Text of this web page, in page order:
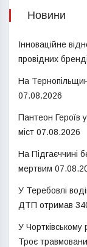
Новини
Інноваційне
провідних
На
07.08.2026
Пантеон Героїв
міст 07.08.2026
На Підгаєччині
мертвим
У Теребовлі
ДТП отримав
У Чортківському
Троє